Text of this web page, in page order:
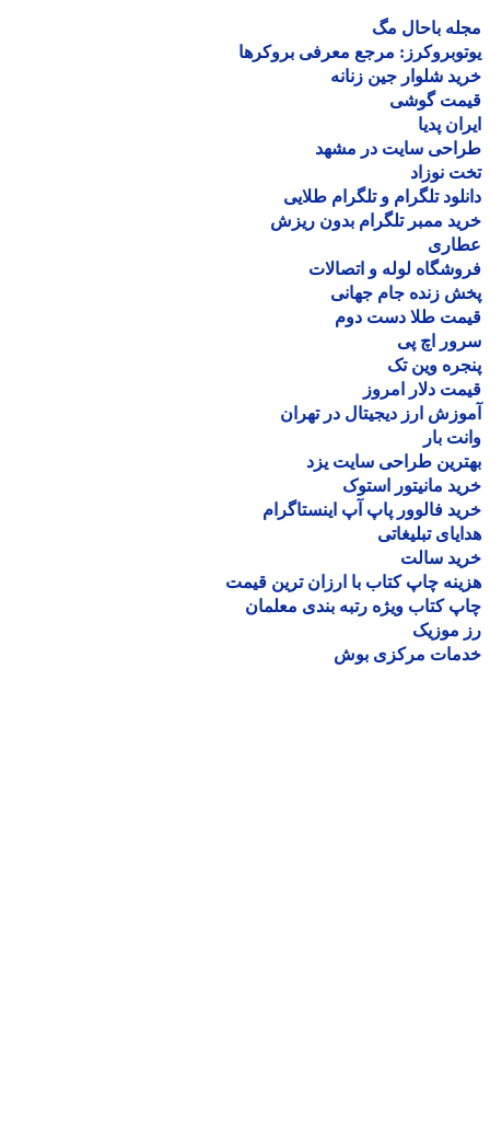
باحال مگ
مرجع معرفی بروکرها
شلوار جین زنانه
گوشی
پدیا
سایت در مشهد
نوزاد
تلگرام و تلگرام طلایی
ممبر تلگرام بدون ریزش
لوله و اتصالات
زنده جام جهانی
طلا دست دوم
اچ پی
وین تک
دلار امروز
ارز دیجیتال در تهران
بار
طراحی سایت یزد
مانیتور استوک
فالوور پاپ آپ اینستاگرام
تبلیغاتی
سالت
چاپ کتاب با ارزان ترین قیمت
کتاب ویژه رتبه بندی معلمان
موزیک
مرکزی بوش